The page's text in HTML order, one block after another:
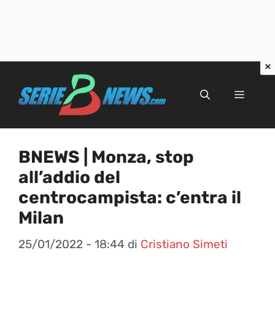
Menu
BNEWS | Monza, stop
all’addio del
centrocampista: c’entra il
Milan
25/01/2022 - 18:44 di Cristiano Simeti